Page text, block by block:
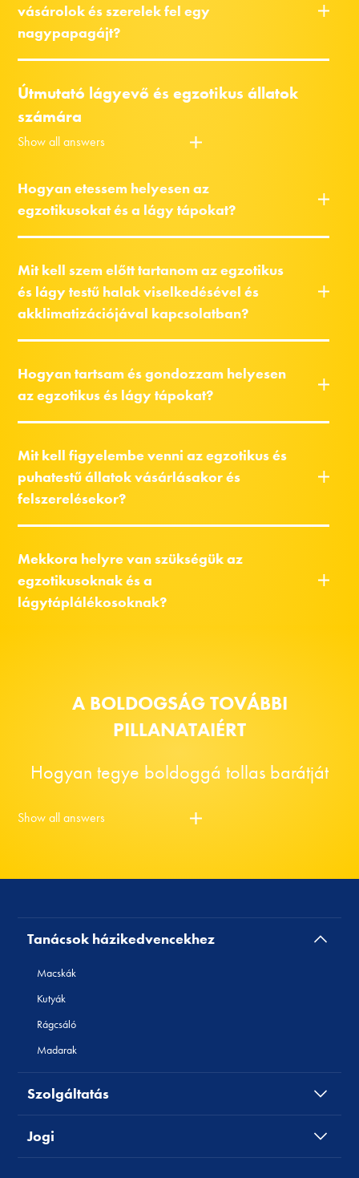
vásárolok és szerelek fel egy
nagypapagájt?
Útmutató lágyevő és egzotikus állatok
számára
Show all answers
Hogyan etessem helyesen az
egzotikusokat és a lágy tápokat?
Mit kell szem előtt tartanom az egzotikus
és lágy testű halak viselkedésével és
akklimatizációjával kapcsolatban?
Hogyan tartsam és gondozzam helyesen
az egzotikus és lágy tápokat?
Mit kell figyelembe venni az egzotikus és
puhatestű állatok vásárlásakor és
felszerelésekor?
Mekkora helyre van szükségük az
egzotikusoknak és a
lágytáplálékosoknak?
A BOLDOGSÁG TOVÁBBI
PILLANATAIÉRT
Hogyan tegye boldoggá tollas barátját
Show all answers
Tanácsok házikedvencekhez
Macskák
Kutyák
Rágcsáló
Madarak
Szolgáltatás
Jogi